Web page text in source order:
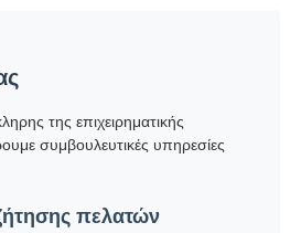
της επιχειρηματικής
συμβουλευτικές υπηρεσίες
πελατών